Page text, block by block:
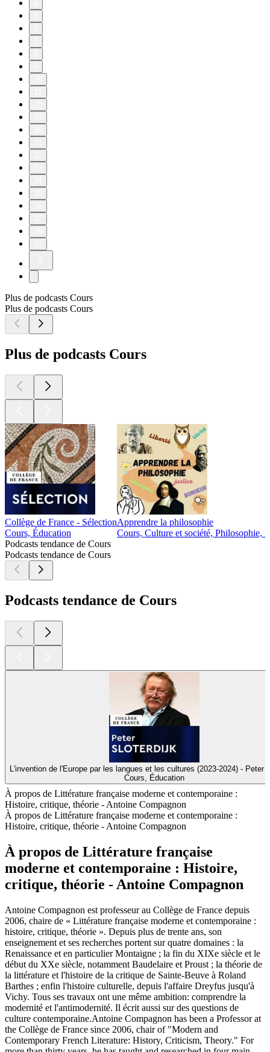
Plus de podcasts Cours
Plus de podcasts Cours
Plus de podcasts Cours
Collège de France - Sélection
Cours, Éducation
Apprendre la philosophie
Cours, Culture et société, Philosophie,
Podcasts tendance de Cours
Podcasts tendance de Cours
Podcasts tendance de Cours
L'invention de l'Europe par les langues et les cultures (2023-2024) - Peter
Cours, Éducation
À propos de Littérature française moderne et contemporaine :
Histoire, critique, théorie - Antoine Compagnon
À propos de Littérature française moderne et contemporaine :
Histoire, critique, théorie - Antoine Compagnon
À propos de Littérature française
moderne et contemporaine : Histoire,
critique, théorie - Antoine Compagnon
Antoine Compagnon est professeur au Collège de France depuis
2006, chaire de « Littérature française moderne et contemporaine :
histoire, critique, théorie ». Depuis plus de trente ans, son
enseignement et ses recherches portent sur quatre domaines : la
Renaissance et en particulier Montaigne ; la fin du XIXe siècle et le
début du XXe siècle, notamment Baudelaire et Proust ; la théorie de
la littérature et l'histoire de la critique de Sainte-Beuve à Roland
Barthes ; enfin l'histoire culturelle, depuis l'affaire Dreyfus jusqu'à
Vichy. Tous ses travaux ont une même ambition: comprendre la
modernité et l'antimodernité. Il écrit aussi sur des questions de
culture contemporaine.Antoine Compagnon has been a Professor at
the Collège de France since 2006, chair of "Modern and
Contemporary French Literature: History, Criticism, Theory." For